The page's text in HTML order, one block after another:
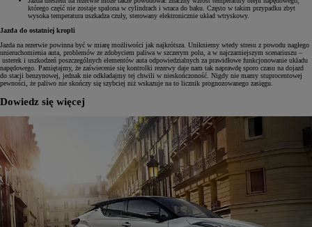
którego część nie zostaje spalona w cylindrach i wraca do baku. Często w takim przypadku zbyt
wysoka temperatura uszkadza czuły, sterowany elektronicznie układ wtryskowy.
Jazda do ostatniej kropli
Jazda na rezerwie powinna być w miarę możliwości jak najkrótsza. Unikniemy wtedy stresu z powodu nagłego
unieruchomienia auta, problemów ze zdobyciem paliwa w szczerym polu, a w najczarniejszym scenariuszu –
usterek i uszkodzeń poszczególnych elementów auta odpowiedzialnych za prawidłowe funkcjonowanie układu
napędowego. Pamiętajmy, że zaświecenie się kontrolki rezerwy daje nam tak naprawdę sporo czasu na dojazd
do stacji benzynowej, jednak nie odkładajmy tej chwili w nieskończoność. Nigdy nie mamy stuprocentowej
pewności, że paliwo nie skończy się szybciej niż wskazuje na to licznik prognozowanego zasięgu.
Dowiedz się więcej